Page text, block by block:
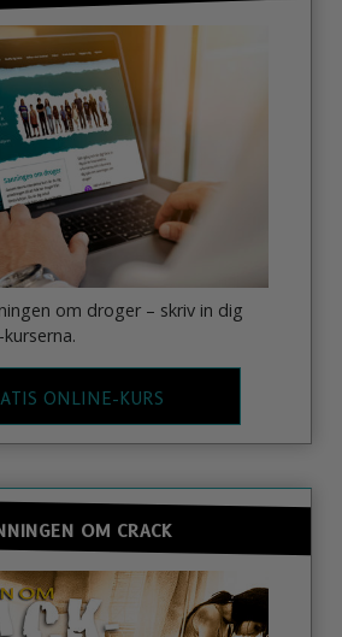
om droger – skriv in dig
ONLINE-KURS
OM CRACK